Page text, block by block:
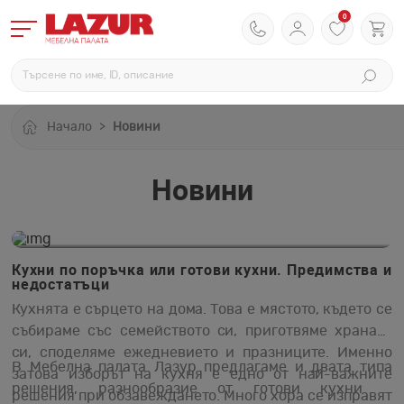
0
Начало Новини
Новини
Кухни по поръчка или готови кухни. Предимства и
недостатъци
Кухнята е сърцето на дома. Това е мястото, където се
събираме със семейството си, приготвяме храната
си, споделяме ежедневието и празниците. Именно
затова изборът на кухня е едно от най-важните
решения при обзавеждането. Много хора се изправят
В Мебелна палата Лазур предлагаме и двата типа
решения, разнообразие от готови кухни и